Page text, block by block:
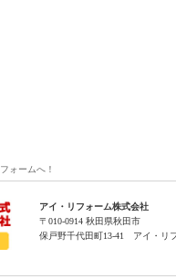
ォームへ！
アイ・リフォーム株式会社
〒010-0914 秋田県秋田市
保戸野千代田町13-41 アイ・リ